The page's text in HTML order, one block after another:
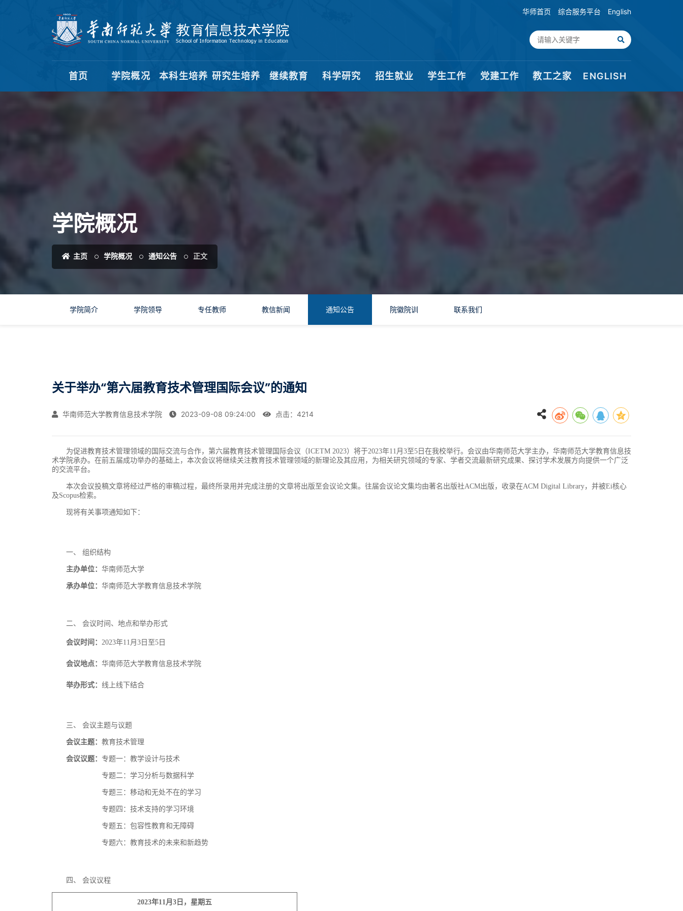
华师首页 综合服务平台 English
首页 学院概况 本科生培养 研究生培养 继续教育 科学研究 招生就业 学生工作 党建工作 教工之家 ENGLISH
学院概况
主页 学院概况 通知公告 正文
学院简介 学院领导 专任教师 教信新闻 通知公告 院徽院训 联系我们
关于举办“第六届教育技术管理国际会议”的通知
华南师范大学教育信息技术学院 2023-09-08 09:24:00 点击： 4214
为促进教育技术管理领域的国际交流与合作， 第六届教育技术管理国际会议（ICETM 2023）将于2023年11月 3至5 日在我校举行。会议由华南师范大学主办，华南师范大学教育信息技
术学院承办。在前五届成功举办的基础上，本次会议将继续关注教育技术管理领域的新理论及其应用，为相关研究领域的专家、学者交流最新研究成果、探讨学术发展方向提供一个广泛
的交流平台。
本次会议投稿文章将经过严格的审稿过程，最终所录用并完成注册的文章将出版至会议论文集。往届会议论文集均由著名出版社ACM出版，收录在ACM Digital Library，并被Ei核心
及Scopus检索。
现将有关事项通知如下：
一、 组织结构
主办单位： 华南师范大学
承办单位： 华南师范大学教育信息技术学院
二、 会议时间、地点和举办形式
会议时间： 2023年11月 3 日至5 日
会议地点： 华南师范大学教育信息技术学院
举办形式： 线上线下结合
三、 会议主题与议题
会议主题： 教育技术管理
会议议题： 专题一：教学设计与技术
专题二：学习分析与数据科学
专题三：移动和无处不在的学习
专题四：技术支持的学习环境
专题五：包容性教育和无障碍
专题六：教育技术的未来和新趋势
四、 会议议程
2023年11月3日 ， 星期五